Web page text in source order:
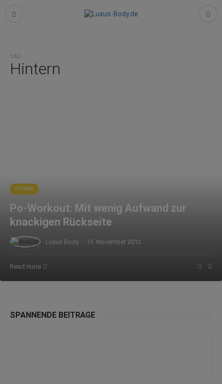
TAG
Hintern
FITNESS
Po-Workout: Mit wenig Aufwand zur
knackigen Rückseite
Luxus Body · 15. November 2012
Read more
SPANNENDE BEITRÄGE